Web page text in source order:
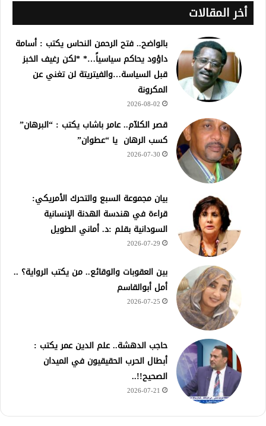
أخر المقالات
بالواضح.. فتح الرحمن النحاس يكتب : أسامة
داؤود يحاكم سياسياً…* *لكن رغيف الخبز
قبل السياسة…والفيتريتة لن تغني عن
المكرونة
2026-08-02
قصر الكلآم.. عامر باشاب يكتب : “البرهان”
كسب الرهان يا “عطوان”
2026-07-30
بيان مجموعة السبع والتحرك الأمريكي:
قراءة في هندسة الهدنة الإنسانية
السودانية بقلم :د. أماني الطويل
2026-07-29
بين العقوبات والوقائع.. من يكتب الرواية؟ ..
أمل أبوالقاسم
2026-07-25
حاجب الدهشة.. علم الدين عمر يكتب :
أبطال الحرب الحقيقيون في الميدان
الصحيح!!..
2026-07-21